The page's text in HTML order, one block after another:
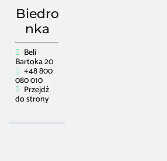
Biedro
nka
Beli
Bartoka 20
+48 800
080 010
Przejdź
do strony